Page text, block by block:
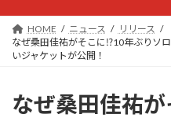
HOME ニュース
リリース
なぜ桑田佳祐がそこに⁉10年ぶりソ
いジャケットが公開！
なぜ桑田佳祐